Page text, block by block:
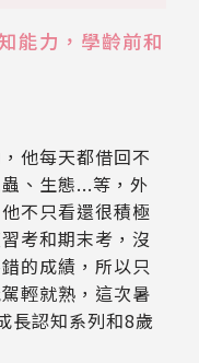
能力，學齡前和
他每天都借回不
、生態...等，外
不只看還很積極
考和期末考，沒
的成績，所以只
輕就熟，這次暑
長認知系列和8歲